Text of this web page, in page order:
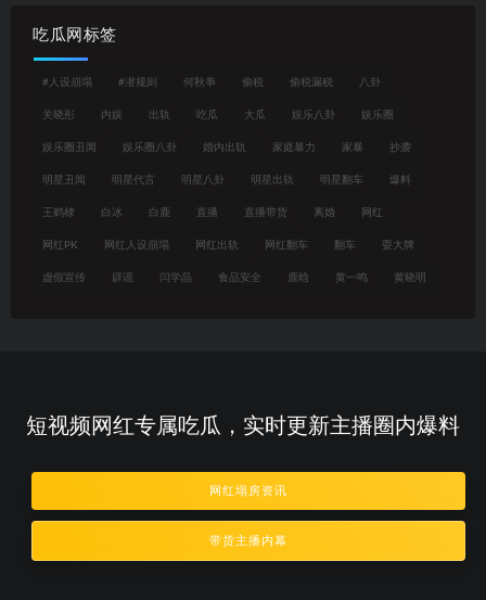
吃瓜网标签
#人设崩塌 #潜规则 何秋亊 偷税 偷税漏税 八卦
关晓彤 内娱 出轨 吃瓜 大瓜 娱乐八卦 娱乐圈
娱乐圈丑闻 娱乐圈八卦 婚内出轨 家庭暴力 家暴 抄袭
明星丑闻 明星代言 明星八卦 明星出轨 明星翻车 爆料
王鹤棣 白冰 白鹿 直播 直播带货 离婚 网红
网红PK 网红人设崩塌 网红出轨 网红翻车 翻车 耍大牌
虚假宣传 辟谣 闫学晶 食品安全 鹿晗 黄一鸣 黄晓明
短视频网红专属吃瓜，实时更新主播圈内爆料
网红塌房资讯
带货主播内幕